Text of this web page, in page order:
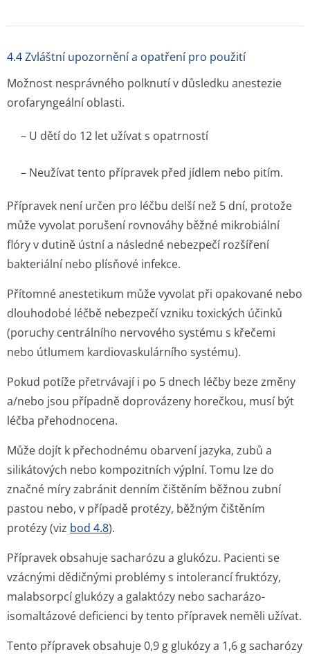
4.4 Zvláštní upozornění a opatření pro použití
Možnost nesprávného polknutí v důsledku anestezie
orofaryngeální oblasti.
– U dětí do 12 let užívat s opatrností
– Neužívat tento přípravek před jídlem nebo pitím.
Přípravek není určen pro léčbu delší než 5 dní, protože
může vyvolat porušení rovnováhy běžné mikrobiální
flóry v dutině ústní a následné nebezpečí rozšíření
bakteriální nebo plísňové infekce.
Přítomné anestetikum může vyvolat při opakované nebo
dlouhodobé léčbě nebezpečí vzniku toxických účinků
(poruchy centrálního nervového systému s křečemi
nebo útlumem kardiovaskulárního systému).
Pokud potíže přetrvávají i po 5 dnech léčby beze změny
a/nebo jsou případně doprovázeny horečkou, musí být
léčba přehodnocena.
Může dojít k přechodnému obarvení jazyka, zubů a
silikátových nebo kompozitních výplní. Tomu lze do
značné míry zabránit denním čištěním běžnou zubní
pastou nebo, v případě protézy, běžným čištěním
protézy (viz bod 4.8).
Přípravek obsahuje sacharózu a glukózu. Pacienti se
vzácnými dědičnými problémy s intolerancí fruktózy,
malabsorpcí glukózy a galaktózy nebo sacharázo-
isomaltázové deficienci by tento přípravek neměli užívat.
Tento přípravek obsahuje 0,9 g glukózy a 1,6 g sacharózy